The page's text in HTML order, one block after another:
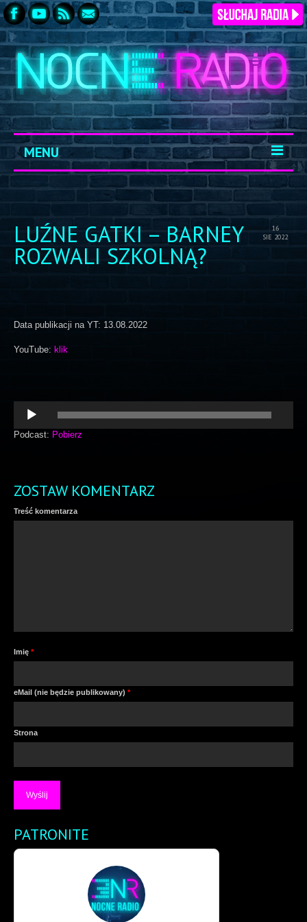
MENU
START
ARCHIWUM
KONTAKT
16
SIE 2022
LUŹNE GATKI – BARNEY
ROZWALI SZKOLNĄ?
Data publikacji na YT: 13.08.2022
YouTube: klik
Odtwarzacz
plików
dźwiękowych
Podcast: Pobierz
ZOSTAW KOMENTARZ
Treść komentarza
Imię *
eMail (nie będzie publikowany) *
Strona
PATRONITE